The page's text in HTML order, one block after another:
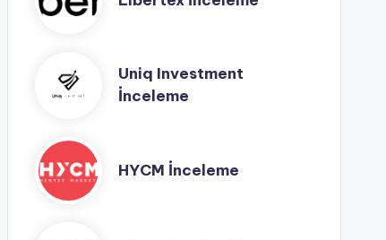
Uniq Investment
İnceleme
HYCM İnceleme